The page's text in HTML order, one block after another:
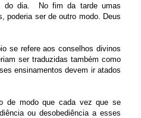
do dia. No fim da tarde umas
poderia ser de outro modo. Deus
se refere aos conselhos divinos
ser traduzidas também como
ensinamentos devem ir atados
de modo que cada vez que se
ou desobediência a esses